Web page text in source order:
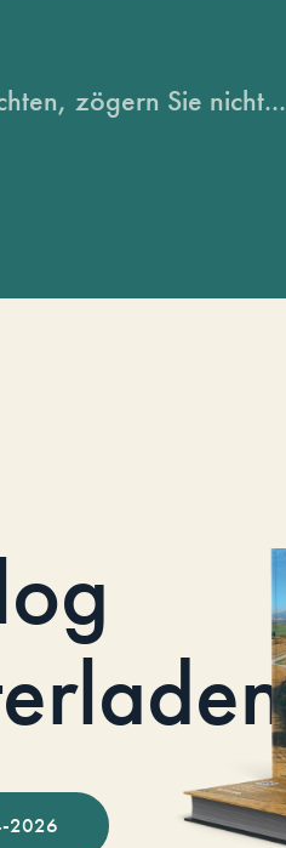
zögern Sie nicht...
2026